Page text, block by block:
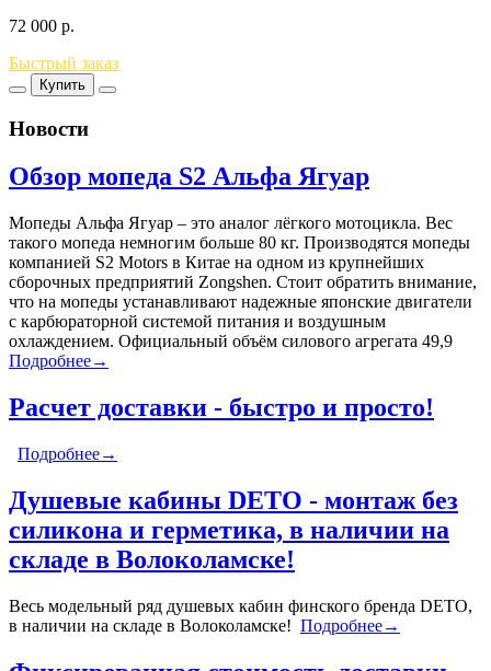
72 000 р.
Быстрый заказ
Купить
Новости
Обзор мопеда S2 Альфа Ягуар
Мопеды Альфа Ягуар – это аналог лёгкого мотоцикла. Вес
такого мопеда немногим больше 80 кг. Производятся мопеды
компанией S2 Motors в Китае на одном из крупнейших
сборочных предприятий Zongshen. Стоит обратить внимание,
что на мопеды устанавливают надежные японские двигатели
с карбюраторной системой питания и воздушным
охлаждением. Официальный объём силового агрегата 49,9
Подробнее→
Расчет доставки - быстро и просто!
Подробнее→
Душевые кабины DETO - монтаж без
силикона и герметика, в наличии на
складе в Волоколамске!
Весь модельный ряд душевых кабин финского бренда DETO,
в наличии на складе в Волоколамске! Подробнее→